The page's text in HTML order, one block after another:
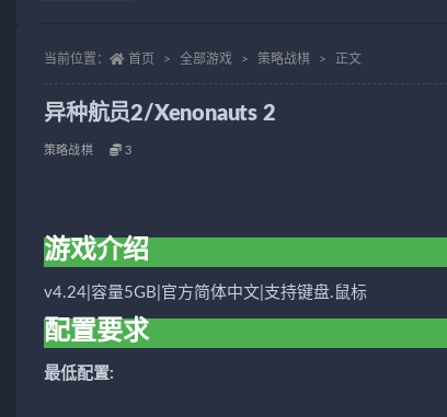
当前位置： 首页 全部游戏 策略战棋 正文
异种航员2/Xenonauts 2
策略战棋 3
游戏介绍
v4.24|容量5GB|官方简体中文|支持键盘.鼠标
配置要求
最低配置: